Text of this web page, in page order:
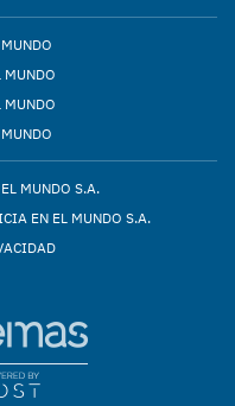
MUNDO
MUNDO
MUNDO S.A.
EN EL MUNDO S.A.